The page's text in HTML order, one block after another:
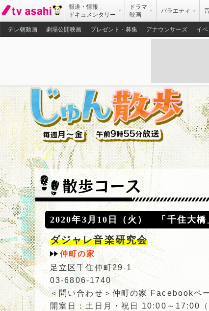
報道・情報
ドキュメンタリー
ドラマ
映画
バラエティ
テレ朝動画
劇場公開映画 プレゼント・募集 アナウンサーズ イベ
2020年3月10日（火） 「千住大橋
ダジャレ音楽研究会
仲町の家
足立区千住仲町29-1
03-6806-1740
＜問い合わせ＞仲町の家 Facebook
開室日：土日月・祝日 10:00～17:00（